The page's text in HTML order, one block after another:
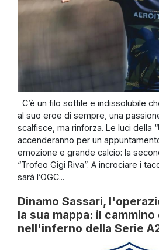
C’è un filo sottile e indissolubile
al suo eroe di sempre, una
scalfisce, ma rinforza. Le luci della
accenderanno per un
emozione e grande calcio: la
“Trofeo Gigi Riva”. A incrociare i
sarà l’OGC...
Dinamo Sassari,
la sua mappa: il
nell'inferno della Serie